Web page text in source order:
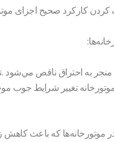
کارکرد صحیح اجزای
به احتراق ناقص مي‌شود
تغيير شرايط جوب
موتورخانه‌ها كه باعث